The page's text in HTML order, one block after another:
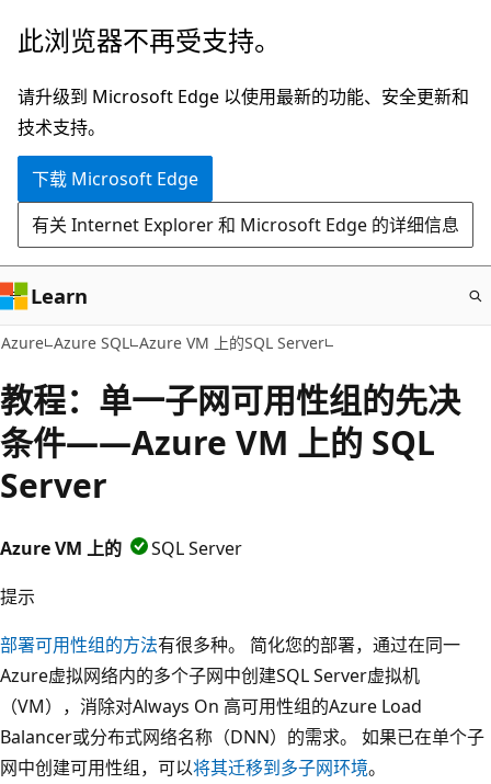
跳
主
要
内
此浏览器不再受支持。
请升级到 Microsoft Edge 以使用最新的功能、安全更新和
技术支持。
下载 Microsoft Edge
有关 Internet Explorer 和 Microsoft Edge 的详细信息
Learn
Azure Azure SQL Azure VM 上的SQL Server
教程：单一子网可用性组的先决
条件——Azure VM 上的 SQL
Server
Azure VM 上的
SQL Server
提示
部署可用性组的方法有很多种。 简化您的部署，通过在同一
Azure虚拟网络内的多个子网中创建SQL Server虚拟机
（VM），消除对Always On 高可用性组的Azure Load
Balancer或分布式网络名称（DNN）的需求。 如果已在单个子
网中创建可用性组，可以将其迁移到多子网环境。